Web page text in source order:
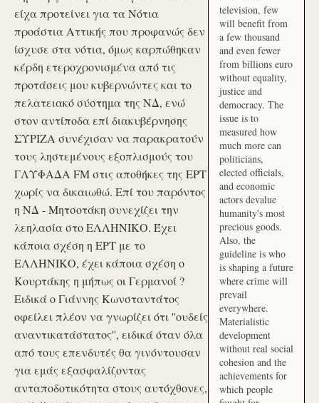
είχα προτείνει για τα Νότια
προάστια Αττικής που προφανώς δεν
ίσχυσε στα νότια, όμως καρπώθηκαν
κέρδη ετεροχρονισμένα από τις
προτάσεις μου κυβερνώντες και το
πελατειακό σύστημα της ΝΔ, ενώ
στον αντίποδα επί διακυβέρνησης
ΣΥΡΙΖΑ συνέχισαν να παρακρατούν
τους ληστεμένους εξοπλισμούς του
ΓΛΥΦΑΔΑ FM στις αποθήκες της ΕΡΤ
χωρίς να δικαιωθώ. Επί του παρόντος
η ΝΔ - Μητσοτάκη συνεχίζει την
λεηλασία στο ΕΛΛΗΝΙΚΟ. Έχει
κάποια σχέση η ΕΡΤ με το
ΕΛΛΗΝΙΚΟ, έχει κάποια σχέση ο
Κουρτάκης η μήπως οι Γερμανοί ?
Ειδικά ο Γιάννης Κωνσταντάτος
οφείλει πλέον να γνωρίζει ότι ''ουδείς
αναντικατάστατος'', ειδικά όταν όλα
από τους επενδυτές θα γινόντουσαν
για εμάς εξασφαλίζοντας
ανταποδοτικότητα στους αυτόχθονες,
television, few
will benefit from
a few thousand
and even fewer
from billions euro
without equality,
justice and
democracy. The
issue is to
measured how
much more can
politicians,
elected officials,
and economic
actors devalue
humanity's most
precious goods.
Also, the
guideline is who
is shaping a future
where crime will
prevail
everywhere.
Materialistic
development
without real social
cohesion and the
achievements for
which people